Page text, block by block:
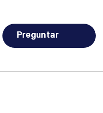
Preguntar